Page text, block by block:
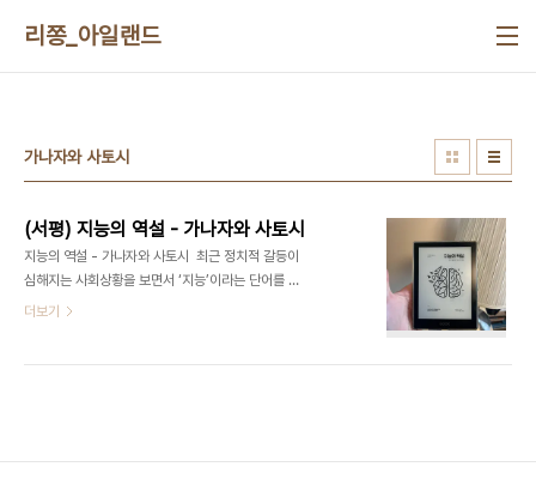
리쫑_아일랜드
가나자와 사토시
(서평) 지능의 역설 - 가나자와 사토시
지능의 역설 - 가나자와 사토시 최근 정치적 갈등이
심해지는 사회상황을 보면서 ‘지능’이라는 단어를 자
주쓰는 나를 발견했다. 누군가 처한 상황에 대한 공감
더보기